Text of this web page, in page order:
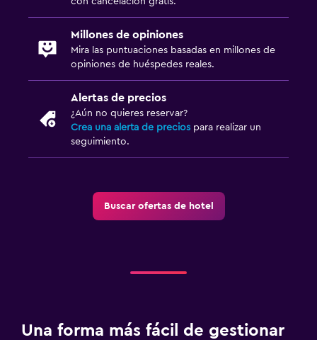
Millones de opiniones
Mira las puntuaciones basadas en millones de
opiniones de huéspedes reales.
Alertas de precios
¿Aún no quieres reservar?
Crea una alerta de precios para realizar un
seguimiento.
Buscar ofertas de hotel
Una forma más fácil de gestionar